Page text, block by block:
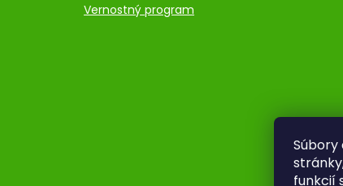
Súbory
funkcií
Vernostný program